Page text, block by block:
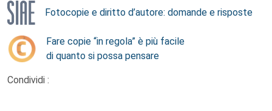
Fotocopie e diritto d’autore: domande e risposte
Fare copie “in regola” è più facile
di quanto si possa pensare
Condividi :